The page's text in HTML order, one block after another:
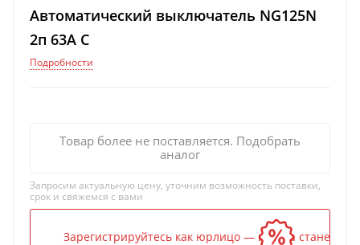
Автоматический выключатель NG125N
2п 63A C
Подробности
Товар более не поставляется. Подобрать
аналог
Запросим актуальную цену, уточним возможность поставки,
срок и свяжемся с вами
Зарегистрируйтесь как юрлицо — и цена станет